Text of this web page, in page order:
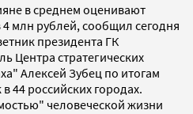
в среднем оценивают
млн рублей, сообщил сегодня
президента ГК
Центра стратегических
Алексей Зубец по итогам
44 российских городах.
человеческой жизни